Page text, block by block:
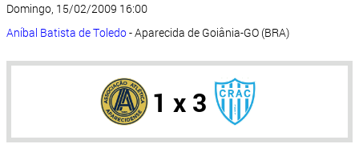
Domingo, 15/02/2009 16:00
Aníbal Batista de Toledo- Aparecida de Goiânia-GO (BRA)
1 x 3